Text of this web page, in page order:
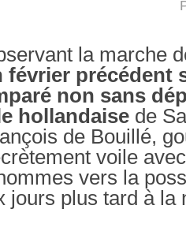
la marche
février précédent
non sans
hollandaise de
de Bouillé,
voile
vers la
jours plus tard à la